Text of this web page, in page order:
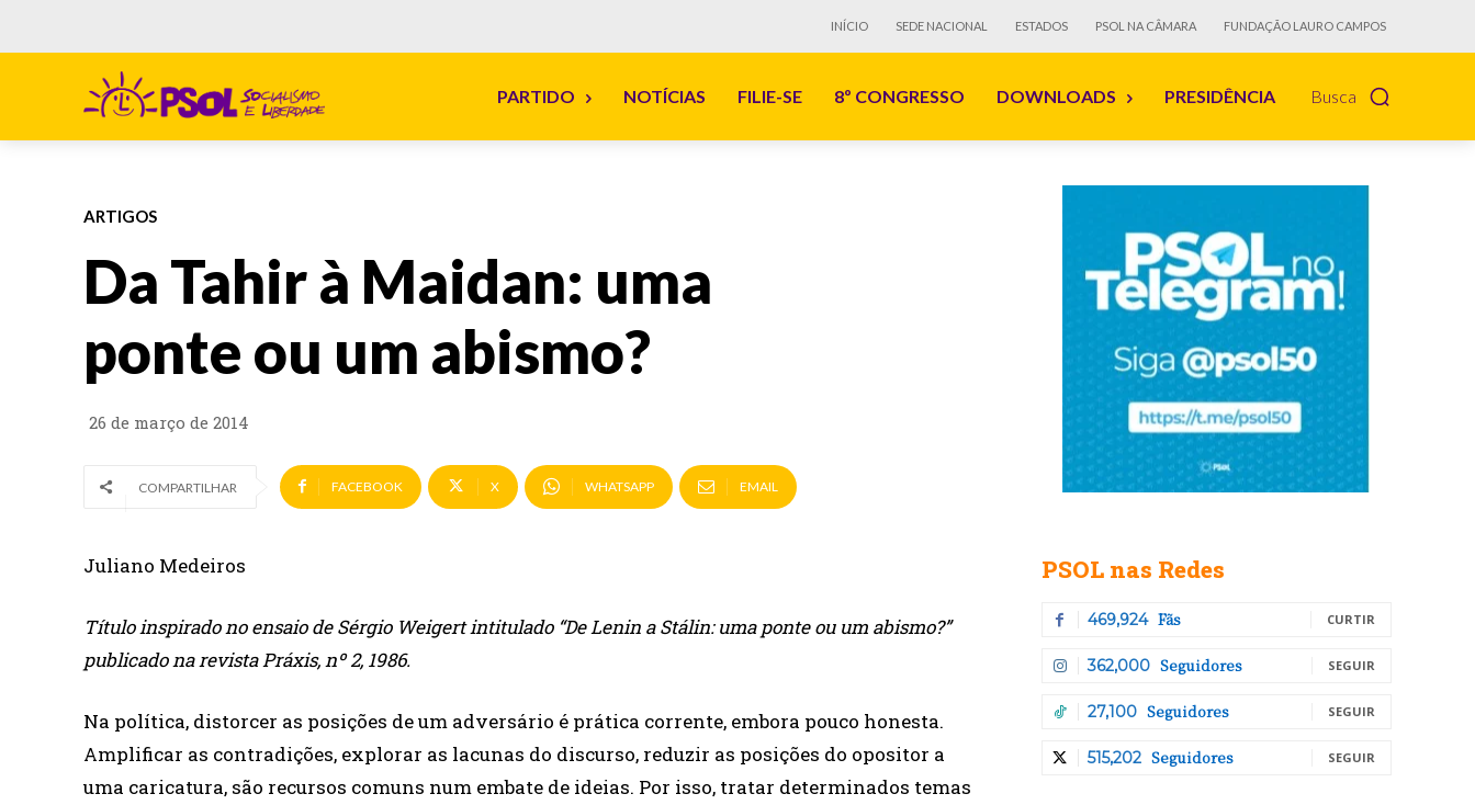
INÍCIO SEDE NACIONAL ESTADOS PSOL NA CÂMARA FUNDAÇÃO LAURO CAMPOS
Busca
PARTIDO NOTÍCIAS FILIE-SE 8º CONGRESSO DOWNLOADS PRESIDÊNCIA
ARTIGOS
Da Tahir à Maidan: uma
ponte ou um abismo?
26 de março de 2014
COMPARTILHAR FACEBOOK X WHATSAPP EMAIL
Juliano Medeiros
Título inspirado no ensaio de Sérgio Weigert intitulado “De Lenin a Stálin: uma ponte ou um abismo?”
publicado na revista Práxis, nº 2, 1986.
Na política, distorcer as posições de um adversário é prática corrente, embora pouco honesta.
Amplificar as contradições, explorar as lacunas do discurso, reduzir as posições do opositor a
uma caricatura, são recursos comuns num embate de ideias. Por isso, tratar determinados temas
PSOL nas Redes
469,924 Fãs CURTIR
362,000 Seguidores SEGUIR
27,100 Seguidores SEGUIR
515,202 Seguidores SEGUIR